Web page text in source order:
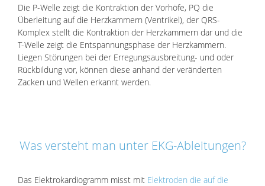
Die P-Welle zeigt die Kontraktion der Vorhöfe, PQ die
Überleitung auf die Herzkammern (Ventrikel), der QRS-
Komplex stellt die Kontraktion der Herzkammern dar und die
T-Welle zeigt die Entspannungsphase der Herzkammern.
Liegen Störungen bei der Erregungsausbreitung- und oder
Rückbildung vor, können diese anhand der veränderten
Zacken und Wellen erkannt werden.
Was versteht man unter EKG-Ableitungen?
Das Elektrokardiogramm misst mit Elektroden die auf die